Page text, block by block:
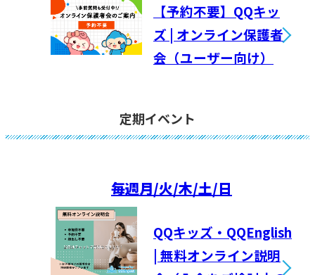
【予約不要】QQキッ
ズ | オンライン保護者
会（ユーザー向け）
定期イベント
毎週月/火/木/土/日
QQキッズ・QQEnglish
| 無料オンライン説明